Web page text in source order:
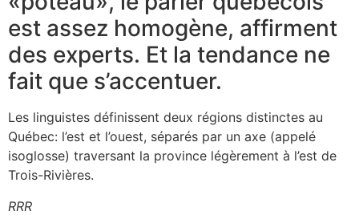
est assez homogène, affirment
des experts. Et la tendance ne
fait que s’accentuer.
Les linguistes définissent deux régions distinctes au
Québec: l’est et l’ouest, séparés par un axe (appelé
isoglosse) traversant la province légèrement à l’est de
Trois-Rivières.
RRR